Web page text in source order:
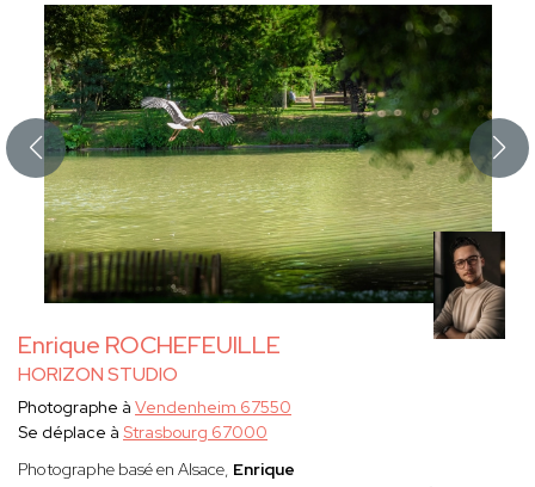
Enrique ROCHEFEUILLE
HORIZON STUDIO
Photographe à Vendenheim 67550
Se déplace à Strasbourg 67000
Photographe basé en Alsace, Enrique